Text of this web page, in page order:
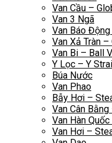
Van Cầu –
Van 3 Ngã
Van Báo
Van Xả Tràn
Van Bi – Ball
Y Lọc – Y
Búa Nước
Van Phao
Bẫy Hơi –
Van Cân
Van Hàn
Van Hơi –